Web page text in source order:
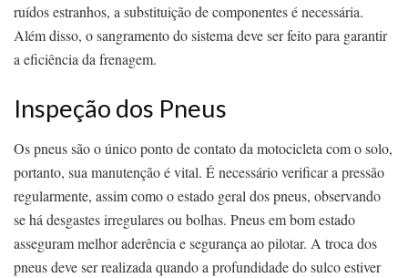
ruídos estranhos, a substituição de componentes é necessária.
Além disso, o sangramento do sistema deve ser feito para garantir
a eficiência da frenagem.
Inspeção dos Pneus
Os pneus são o único ponto de contato da motocicleta com o solo,
portanto, sua manutenção é vital. É necessário verificar a pressão
regularmente, assim como o estado geral dos pneus, observando
se há desgastes irregulares ou bolhas. Pneus em bom estado
asseguram melhor aderência e segurança ao pilotar. A troca dos
pneus deve ser realizada quando a profundidade do sulco estiver